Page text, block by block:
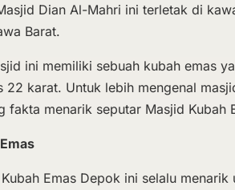
Dian Al-Mahri ini terletak di
Barat.
ini memiliki sebuah kubah emas
22 karat. Untuk lebih mengenal
fakta menarik seputar Masjid Kubah
Emas Depok ini selalu menarik